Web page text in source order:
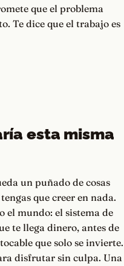
que el problema
Te dice que el trabajo es
esta misma
un puñado de cosas
que creer en nada.
el mundo: el sistema de
te llega dinero, antes de
que solo se invierte.
disfrutar sin culpa. Una